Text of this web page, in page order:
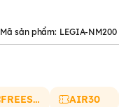
Mã sản phẩm: LEGIA-NM200
FREESHIP AIR30